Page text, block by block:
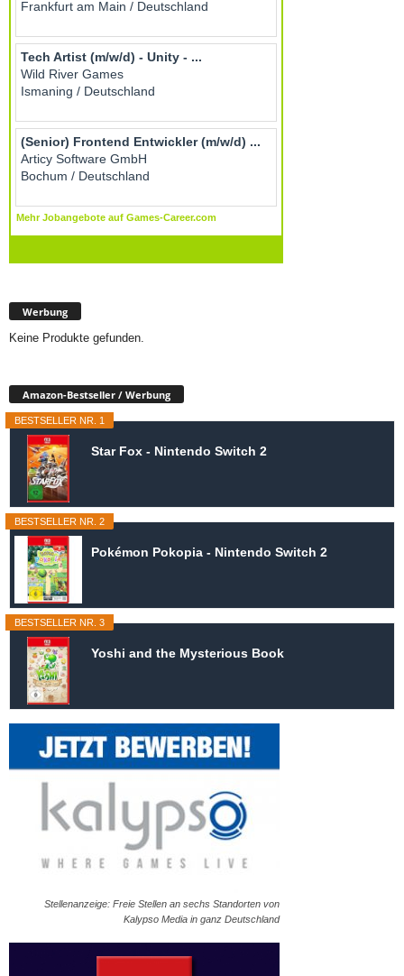
Werbung
Keine Produkte gefunden.
Amazon-Bestseller / Werbung
BESTSELLER NR. 1
Star Fox - Nintendo Switch 2
BESTSELLER NR. 2
Pokémon Pokopia - Nintendo Switch 2
BESTSELLER NR. 3
Yoshi and the Mysterious Book
Stellenanzeige: Freie Stellen an sechs Standorten von
Kalypso Media in ganz Deutschland